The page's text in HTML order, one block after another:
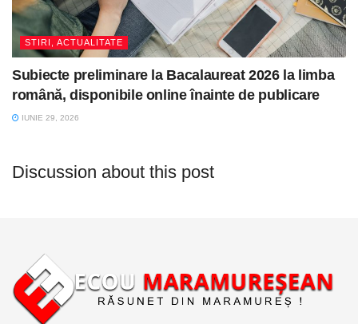
STIRI, ACTUALITATE
Subiecte preliminare la Bacalaureat 2026 la limba
română, disponibile online înainte de publicare
IUNIE 29, 2026
Discussion about this post